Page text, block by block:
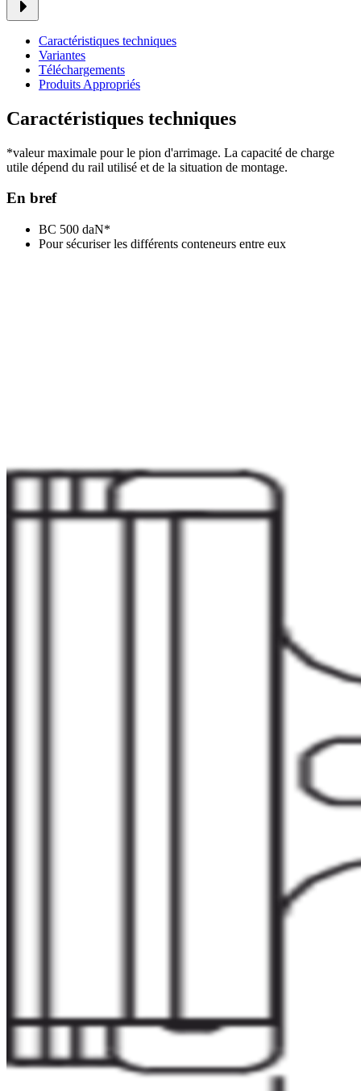
Caractéristiques techniques
Variantes
Téléchargements
Produits Appropriés
Caractéristiques techniques
*valeur maximale pour le pion d'arrimage. La capacité de charge
utile dépend du rail utilisé et de la situation de montage.
En bref
BC 500 daN*
Pour sécuriser les différents conteneurs entre eux